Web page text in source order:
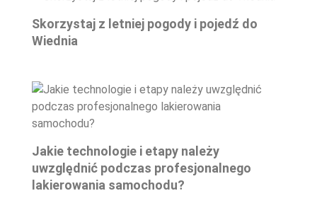
Skorzystaj z letniej pogody i pojedź do
Wiednia
Jakie technologie i etapy należy
uwzględnić podczas profesjonalnego
lakierowania samochodu?